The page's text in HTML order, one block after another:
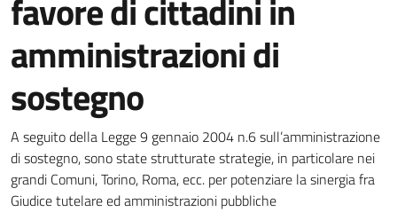
favore di cittadini in
amministrazioni di
sostegno
Dettagli della notizia
A seguito della Legge 9 gennaio 2004 n.6 sull’amministrazione
di sostegno, sono state strutturate strategie, in particolare nei
grandi Comuni, Torino, Roma, ecc. per potenziare la sinergia fra
Giudice tutelare ed amministrazioni pubbliche